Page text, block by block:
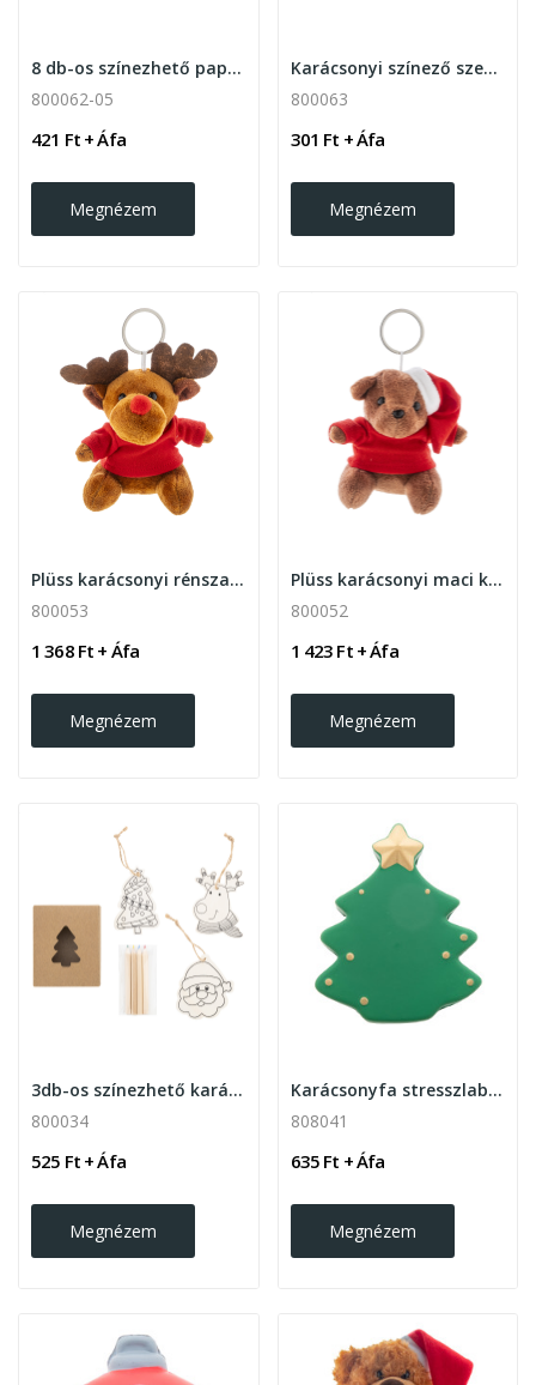
8 db-os színezhető papír karácsonyfadísz...
800062-05
421 Ft + Áfa
Megnézem
Karácsonyi színező szett 6 db fa színes ceruzával
800063
301 Ft + Áfa
Megnézem
Plüss karácsonyi rénszarvas kulcstartó
800053
1 368 Ft + Áfa
Megnézem
Plüss karácsonyi maci kulcstartó
800052
1 423 Ft + Áfa
Megnézem
3db-os színezhető karácsonyfadísz készlet...
800034
525 Ft + Áfa
Megnézem
Karácsonyfa stresszlabda
808041
635 Ft + Áfa
Megnézem